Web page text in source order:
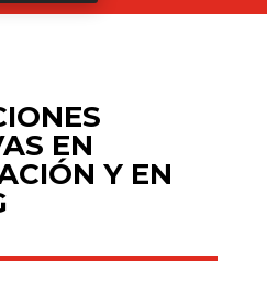
EN
Y EN